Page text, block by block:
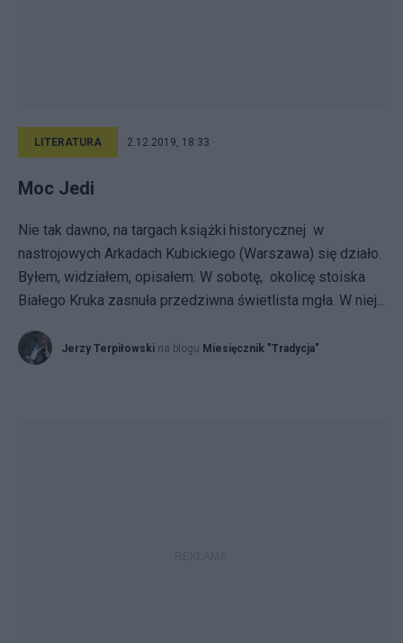
LITERATURA 2.12.2019, 18:33
Moc Jedi
Nie tak dawno, na targach książki historycznej w
nastrojowych Arkadach Kubickiego (Warszawa) się działo.
Byłem, widziałem, opisałem: W sobotę, okolicę stoiska
Białego Kruka zasnuła przedziwna świetlista mgła. W niej...
Jerzy Terpiłowski na blogu Miesięcznik "Tradycja"